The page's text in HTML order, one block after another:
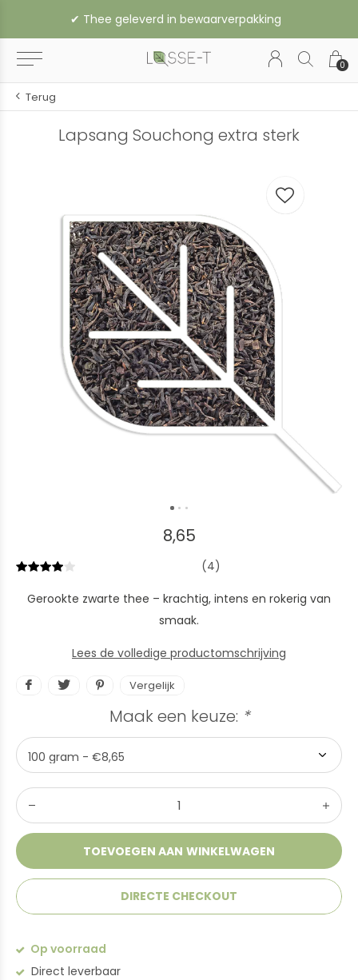
0
✔︎ Thee geleverd in bewaarverpakking
Terug
Lapsang Souchong extra sterk
8,65
(4)
Gerookte zwarte thee – krachtig, intens en rokerig van
smaak.
Lees de volledige productomschrijving
Vergelijk
Maak een keuze: *
TOEVOEGEN AAN WINKELWAGEN
DIRECTE CHECKOUT
Op voorraad
Direct leverbaar